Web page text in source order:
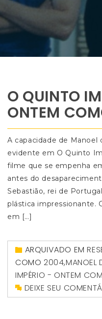
O QUINTO
ONTEM
A capacidade de Manoel
evidente em O Quinto
filme que se empenha
antes do
Sebastião, rei de
plástica impressionante.
em […]
ARQUIVADO EM
COMO 2004,MANOEL
IMPÉRIO - ONTEM
DEIXE SEU